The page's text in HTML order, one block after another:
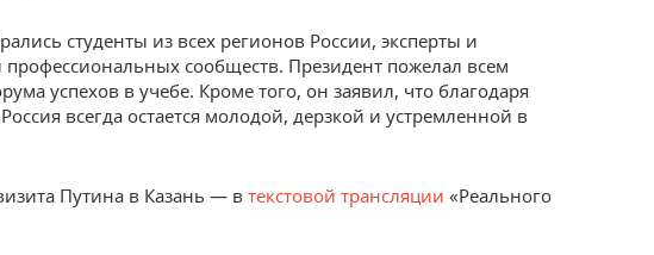
студенты из всех регионов России, эксперты и
профессиональных сообществ. Президент пожелал всем
успехов в учебе. Кроме того, он заявил, что благодаря
всегда остается молодой, дерзкой и устремленной в
Путина в Казань — в текстовой трансляции «Реального